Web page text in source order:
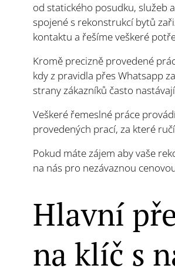
od statického posudku, služeb
spojené s rekonstrukcí bytů
kontaktu a řešíme veškeré
Kromě precizně provedené
kdy z pravidla přes Whatsapp
strany zákazníků často
Veškeré řemeslné práce
provedených prací, za které
Pokud máte zájem aby vaše
na nás pro nezávaznou
Hlavní
na klíč s